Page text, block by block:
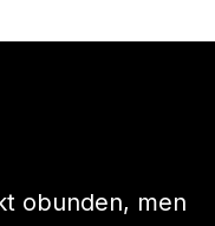
obunden, men